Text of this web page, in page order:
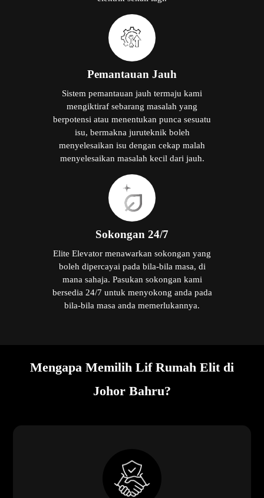
Pemantauan Jauh
Sistem pemantauan jauh termaju kami
mengiktiraf sebarang masalah yang
berpotensi atau menentukan punca sesuatu
isu, bermakna juruteknik boleh
menyelesaikan isu dengan cekap malah
menyelesaikan masalah kecil dari jauh.
Sokongan 24/7
Elite Elevator menawarkan sokongan yang
boleh dipercayai pada bila-bila masa, di
mana sahaja. Pasukan sokongan kami
bersedia 24/7 untuk menyokong anda pada
bila-bila masa anda memerlukannya.
Mengapa Memilih Lif Rumah Elit di
Johor Bahru?